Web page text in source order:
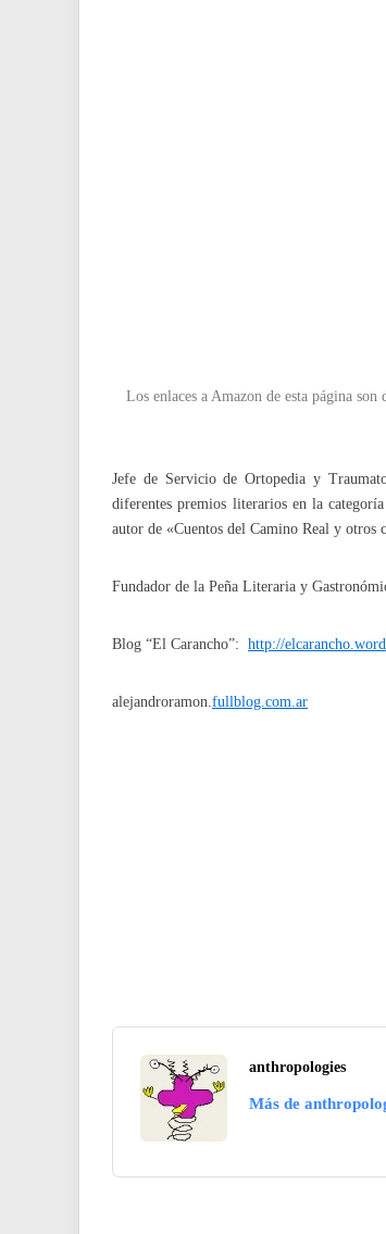
Los enlaces a Amazon de esta página
Jefe de Servicio de Ortopedia y
diferentes premios literarios en la
autor de «Cuentos del Camino Real y otros
Fundador de la Peña Literaria y
Blog “El Carancho”: http://
alejandroramon.fullblog.com.ar
anthropologies
Más de